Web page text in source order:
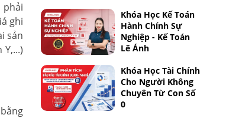
phải
ghi
sản
Khóa Học Kế Toán
Hành Chính Sự
Nghiệp - Kế Toán
Lê Ánh
Khóa Học Tài Chính
Cho Người Không
Chuyên Từ Con Số
0